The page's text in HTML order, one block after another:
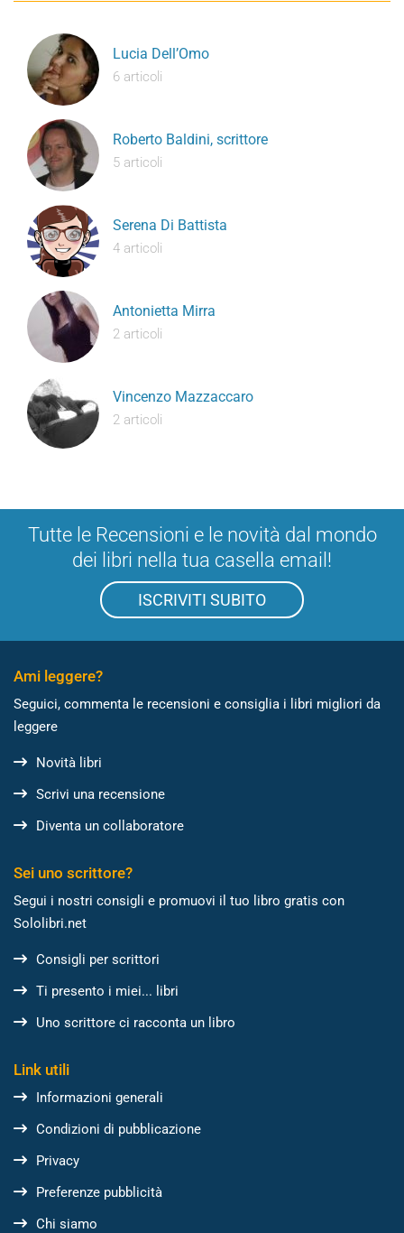
Lucia Dell’Omo
6 articoli
Roberto Baldini, scrittore
5 articoli
Serena Di Battista
4 articoli
Antonietta Mirra
2 articoli
Vincenzo Mazzaccaro
2 articoli
Tutte le Recensioni e le novità dal mondo
dei libri nella tua casella email!
ISCRIVITI SUBITO
Ami leggere?
Seguici, commenta le recensioni e consiglia i libri migliori da
leggere
Novità libri
Scrivi una recensione
Diventa un collaboratore
Sei uno scrittore?
Segui i nostri consigli e promuovi il tuo libro gratis con
Sololibri.net
Consigli per scrittori
Ti presento i miei... libri
Uno scrittore ci racconta un libro
Link utili
Informazioni generali
Condizioni di pubblicazione
Privacy
Preferenze pubblicità
Chi siamo